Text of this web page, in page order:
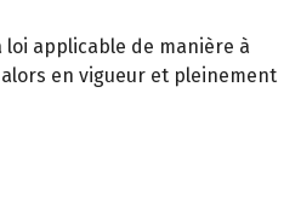
applicable de manière à
en vigueur et pleinement